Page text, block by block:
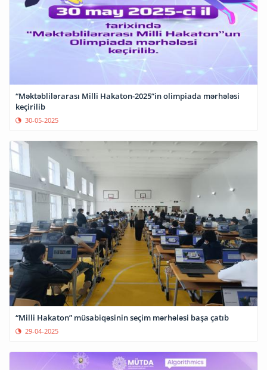
“Məktəblilərarası Milli Hakaton-2025”in olimpiada mərhələsi
keçirilib
30-05-2025
“Milli Hakaton” müsabiqəsinin seçim mərhələsi başa çatıb
29-04-2025